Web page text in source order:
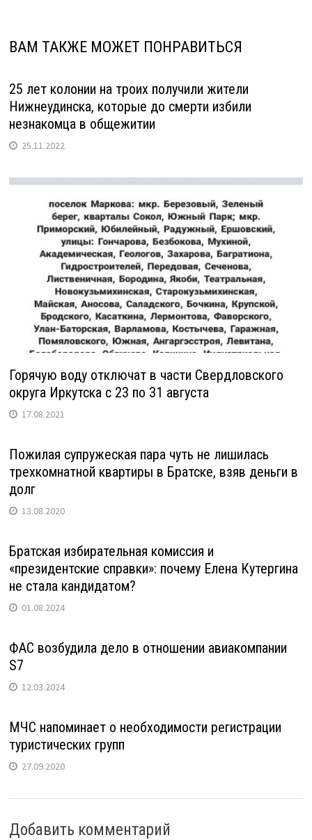
ВАМ ТАКЖЕ МОЖЕТ ПОНРАВИТЬСЯ
25 лет колонии на троих получили жители
Нижнеудинска, которые до смерти избили
незнакомца в общежитии
25.11.2022
Горячую воду отключат в части Свердловского
округа Иркутска с 23 по 31 августа
17.08.2021
Пожилая супружеская пара чуть не лишилась
трехкомнатной квартиры в Братске, взяв деньги в
долг
13.08.2020
Братская избирательная комиссия и
«президентские справки»: почему Елена Кутергина
не стала кандидатом?
01.08.2024
ФАС возбудила дело в отношении авиакомпании
S7
12.03.2024
МЧС напоминает о необходимости регистрации
туристических групп
27.09.2020
Добавить комментарий